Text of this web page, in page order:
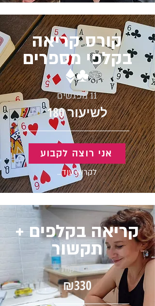
קורס קריאה
בקלפי מספרים
♦️♣️
11 מפגשים
180 לשיעור
אני רוצה לקבוע
לקרוא עוד...
קריאה בקלפים +
תקשור
45 דקות
₪330